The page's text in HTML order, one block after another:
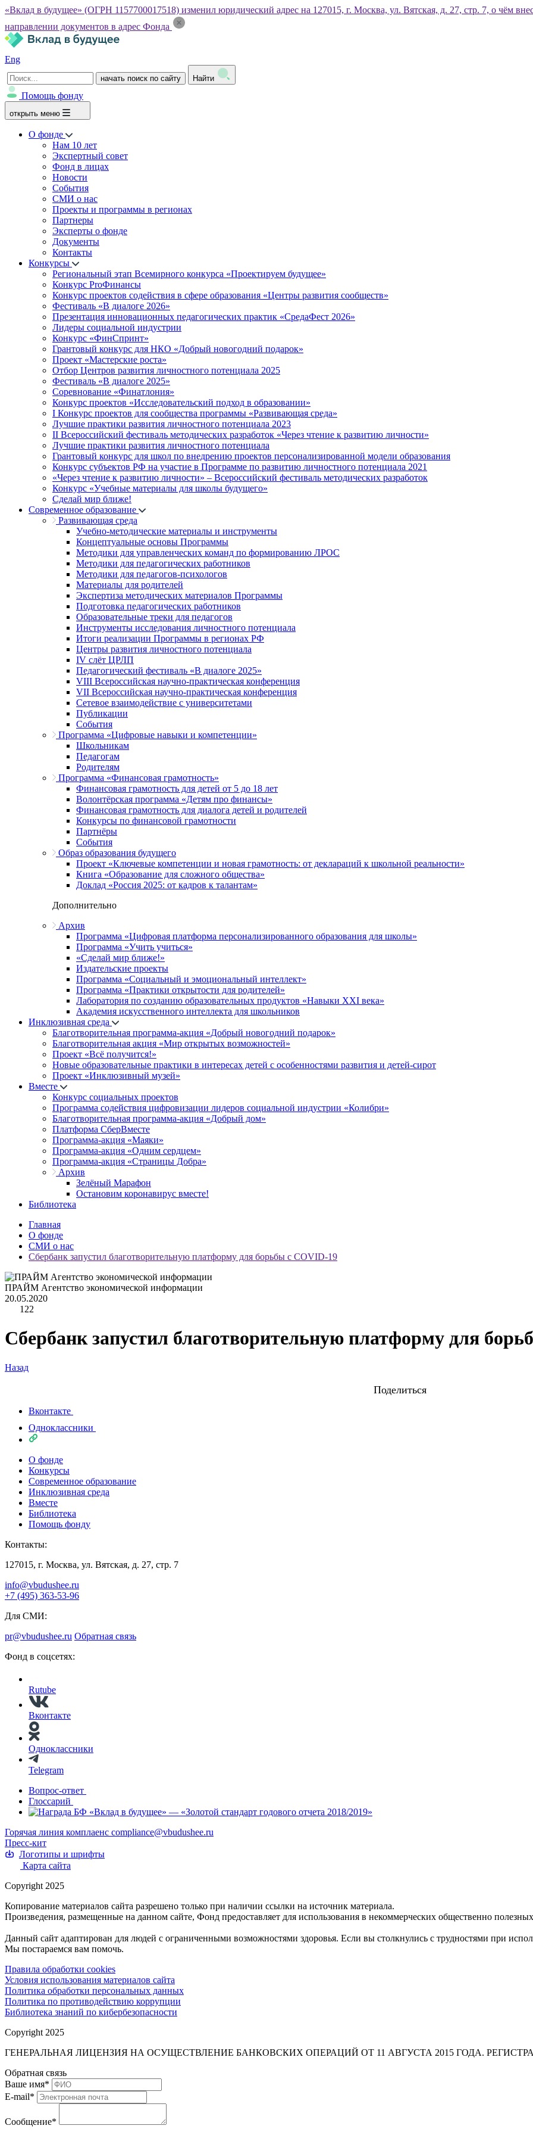
«Вклад в будущее» (ОГРН 1157700017518) изменил юридический адрес на 127015, г. Москва, ул. Вятская, д. 27, стр. 7, о чём
направлении документов в адрес Фонда
Eng
начать поиск по сайту Найти
Помощь фонду
открыть меню
О фонде
Нам 10 лет
Экспертный совет
Фонд в лицах
Новости
События
СМИ о нас
Проекты и программы в регионах
Партнеры
Эксперты о фонде
Документы
Контакты
Конкурсы
Региональный этап Всемирного конкурса «Проектируем будущее»
Конкурс ProФинансы
Конкурс проектов содействия в сфере образования «Центры развития сообществ»
Фестиваль «В диалоге 2026»
Презентация инновационных педагогических практик «СредаФест 2026»
Лидеры социальной индустрии
Конкурс «ФинСпринт»
Грантовый конкурс для НКО «Добрый новогодний подарок»
Проект «Мастерские роста»
Отбор Центров развития личностного потенциала 2025
Фестиваль «В диалоге 2025»
Соревнование «Финатлония»
Конкурс проектов «Исследовательский подход в образовании»
I Конкурс проектов для сообщества программы «Развивающая среда»
Лучшие практики развития личностного потенциала 2023
II Всероссийский фестиваль методических разработок «Через чтение к развитию личности»
Лучшие практики развития личностного потенциала
Грантовый конкурс для школ по внедрению проектов персонализированной модели образования
Конкурс субъектов РФ на участие в Программе по развитию личностного потенциала 2021
«Через чтение к развитию личности» – Всероссийский фестиваль методических разработок
Конкурс «Учебные материалы для школы будущего»
Сделай мир ближе!
Современное образование
Развивающая среда
Учебно-методические материалы и инструменты
Концептуальные основы Программы
Методики для управленческих команд по формированию ЛРОС
Методики для педагогических работников
Методики для педагогов-психологов
Материалы для родителей
Экспертиза методических материалов Программы
Подготовка педагогических работников
Образовательные треки для педагогов
Инструменты исследования личностного потенциала
Итоги реализации Программы в регионах РФ
Центры развития личностного потенциала
IV слёт ЦРЛП
Педагогический фестиваль «В диалоге 2025»
VIII Всероссийская научно-практическая конференция
VII Всероссийская научно-практическая конференция
Сетевое взаимодействие с университетами
Публикации
События
Программа «Цифровые навыки и компетенции»
Школьникам
Педагогам
Родителям
Программа «Финансовая грамотность»
Финансовая грамотность для детей от 5 до 18 лет
Волонтёрская программа «Детям про финансы»
Финансовая грамотность для диалога детей и родителей
Конкурсы по финансовой грамотности
Партнёры
События
Образ образования будущего
Проект «Ключевые компетенции и новая грамотность: от деклараций к школьной реальности»
Книга «Образование для сложного общества»
Доклад «Россия 2025: от кадров к талантам»
Дополнительно
Архив
Программа «Цифровая платформа персонализированного образования для школы»
Программа «Учить учиться»
«Сделай мир ближе!»
Издательские проекты
Программа «Социальный и эмоциональный интеллект»
Программа «Практики открытости для родителей»
Лаборатория по созданию образовательных продуктов «Навыки XXI века»
Академия искусственного интеллекта для школьников
Инклюзивная среда
Благотворительная программа-акция «Добрый новогодний подарок»
Благотворительная акция «Мир открытых возможностей»
Проект «Всё получится!»
Новые образовательные практики в интересах детей с особенностями развития и детей-сирот
Проект «Инклюзивный музей»
Вместе
Конкурс социальных проектов
Программа содействия цифровизации лидеров социальной индустрии «Колибри»
Благотворительная программа-акция «Добрый дом»
Платформа СберВместе
Программа-акция «Маяки»
Программа-акция «Одним сердцем»
Программа-акция «Страницы Добра»
Архив
Зелёный Марафон
Остановим коронавирус вместе!
Библиотека
Главная
О фонде
СМИ о нас
Сбербанк запустил благотворительную платформу для борьбы с COVID-19
ПРАЙМ Агентство экономической информации
20.05.2020
122
Сбербанк запустил благотворительную платформу для
Назад
Поделиться
Вконтакте
Одноклассники
О фонде
Конкурсы
Современное образование
Инклюзивная среда
Вместе
Библиотека
Помощь фонду
Контакты:
127015, г. Москва, ул. Вятская, д. 27, стр. 7
info@vbudushee.ru
+7 (495) 363-53-96
Для СМИ:
pr@vbudushee.ru Обратная связь
Фонд в соцсетях:
Rutube
Вконтакте
Одноклассники
Telegram
Вопрос-ответ
Глоссарий
Горячая линия комплаенс compliance@vbudushee.ru
Пресс-кит
Логотипы и шрифты
Карта сайта
Copyright 2025
Копирование материалов сайта разрешено только при наличии ссылки на источник материала.
Произведения, размещенные на данном сайте, Фонд предоставляет для использования в некоммерческих общественно
Данный сайт адаптирован для людей с ограниченными возможностями здоровья. Если вы столкнулись с трудностями при
Мы постараемся вам помочь.
Правила обработки cookies
Условия использования материалов сайта
Политика обработки персональных данных
Политика по противодействию коррупции
Библиотека знаний по кибербезопасности
Copyright 2025
ГЕНЕРАЛЬНАЯ ЛИЦЕНЗИЯ НА ОСУЩЕСТВЛЕНИЕ БАНКОВСКИХ ОПЕРАЦИЙ ОТ 11 АВГУСТА 2015 ГОДА.
Обратная связь
Ваше имя*
E-mail*
Сообщение*